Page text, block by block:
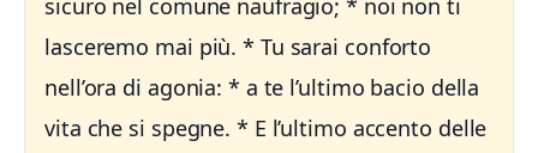
sicuro nel comune naufragio; * noi non ti
lasceremo mai più. * Tu sarai conforto
nell’ora di agonia: * a te l’ultimo bacio della
vita che si spegne. * E l’ultimo accento delle